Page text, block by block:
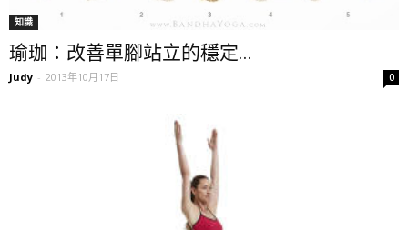
知識
瑜珈：改善單腳站立的穩定...
Judy - 2013年10月17日 0